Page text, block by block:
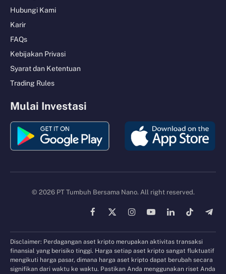
Hubungi Kami
Karir
FAQs
Kebijakan Privasi
Syarat dan Ketentuan
Trading Rules
Mulai Investasi
© 2026 PT Tumbuh Bersama Nano. All right reserved.
Facebook
X
InstagramYouTubeLinkedInTikTok
Disclaimer: Perdagangan aset kripto merupakan aktivitas transaksi
finansial yang berisiko tinggi. Harga setiap aset kripto sangat fluktuatif
mengikuti harga pasar, dimana harga aset kripto dapat berubah secara
signifikan dari waktu ke waktu. Pastikan Anda menggunakan riset Anda